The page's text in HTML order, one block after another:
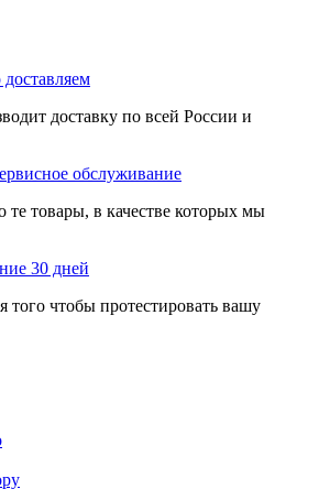
доставку по всей России и
обслуживание
те товары, в качестве которых мы
30 дней
того чтобы протестировать вашу